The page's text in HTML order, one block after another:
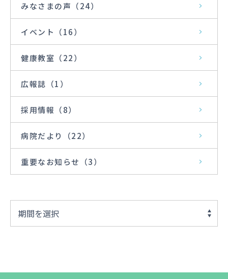
みなさまの声 （24）
イベント （16）
健康教室 （22）
広報誌 （1）
採用情報 （8）
病院だより （22）
重要なお知らせ （3）